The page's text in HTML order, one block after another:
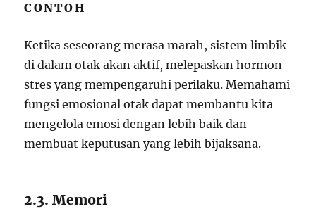
CONTOH
Ketika seseorang merasa marah, sistem limbik
di dalam otak akan aktif, melepaskan hormon
stres yang mempengaruhi perilaku. Memahami
fungsi emosional otak dapat membantu kita
mengelola emosi dengan lebih baik dan
membuat keputusan yang lebih bijaksana.
2.3. Memori